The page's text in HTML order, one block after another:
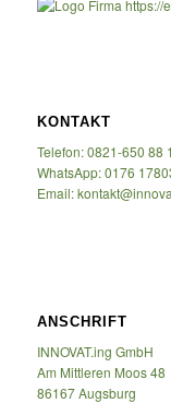
KONTAKT
Telefon: 0821-650 88
WhatsApp: 0176
Email:
ANSCHRIFT
INNOVAT.ing GmbH
Am Mittleren Moos 48
86167 Augsburg